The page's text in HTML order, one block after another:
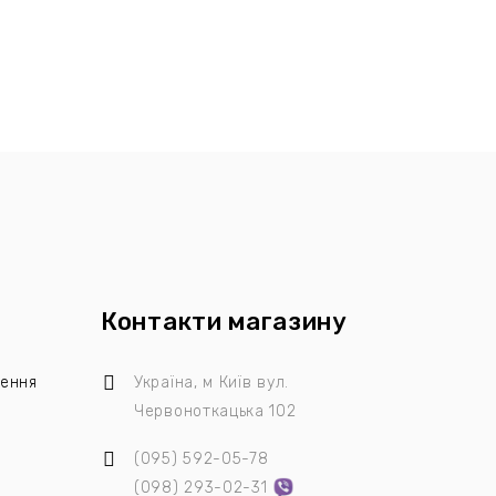
Контакти магазину
Україна, м Київ вул.
Червоноткацька 102
(095) 592-05-78
(098) 293-02-31